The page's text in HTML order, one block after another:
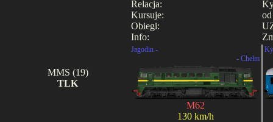
Relacja:
Kursuje:
Obiegi:
Info:
MMS (19)
TLK
Jagodin -
- Chełm
M62
130 km/h